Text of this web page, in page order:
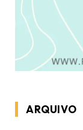
ARQUIVO